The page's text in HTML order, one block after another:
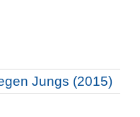
Jungs (2015)